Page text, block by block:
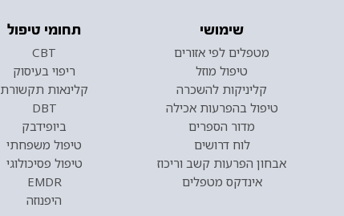
שימושי
מטפלים לפי אזורים
טיפול מוזל
קליניקות להשכרה
טיפול בהפרעות אכילה
מדור הספרים
לוח דרושים
אבחון הפרעות קשב וריכוז
אינדקס מטפלים
תחומי טיפול
CBT
ריפוי בעיסוק
קלינאות תקשורת
DBT
ביופידבק
טיפול משפחתי
טיפול פסיכולוגי
EMDR
היפנוזה